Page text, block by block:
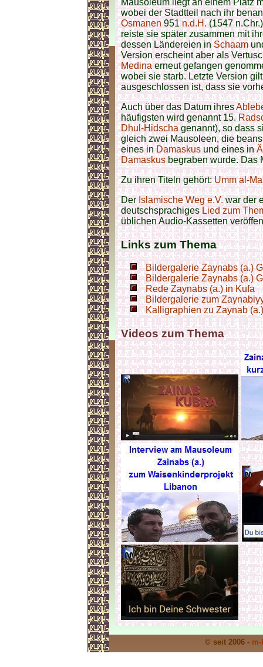
Mausoleum liegt an einem Platz
wobei der Stadtteil nach ihr
Osmanen951n.d.H.(1547
reiste sie später zusammen mit
dessen Ländereien inSchaam
Version erscheint aber als
Medinaerneut gefangen
wobei sie starb. Letzte Version
ausgeschlossen ist, dass sie
Auch über das Datum ihres
häufigsten wird genannt 15.
Dhul-Hidschagenannt), so dass
gleich zweiMausoleen, die
eines inDamaskusund eines in
Damaskusbegraben wurde. Das
Zu ihren Titeln gehört:Umm al-
DerIslamische Weg e.V.war der
deutschsprachiges Lied zum
üblichen Audio-Kassetten
Links zum Thema
Bildergalerie Zaynabs (a.)
Bildergalerie Zaynabs (a.)
Rede Zaynabs (a.) in Kufa
Bildergalerie zum
Kalligraphien zu Zaynab (a.)
Videos zum Thema
© seit 2006 -